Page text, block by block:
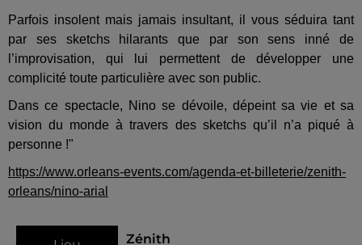
Parfois insolent mais jamais insultant, il vous séduira tant
par ses sketchs hilarants que par son sens inné de
l’improvisation, qui lui permettent de développer une
complicité toute particulière avec son public.
Dans ce spectacle, Nino se dévoile, dépeint sa vie et sa
vision du monde à travers des sketchs qu’il n’a piqué à
personne !"
https://www.orleans-events.com/agenda-et-billeterie/zenith-
orleans/nino-arial
Zénith